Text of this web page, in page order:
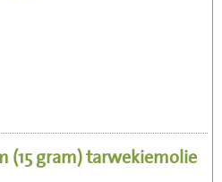
(15 gram)tarwekiemolie
23